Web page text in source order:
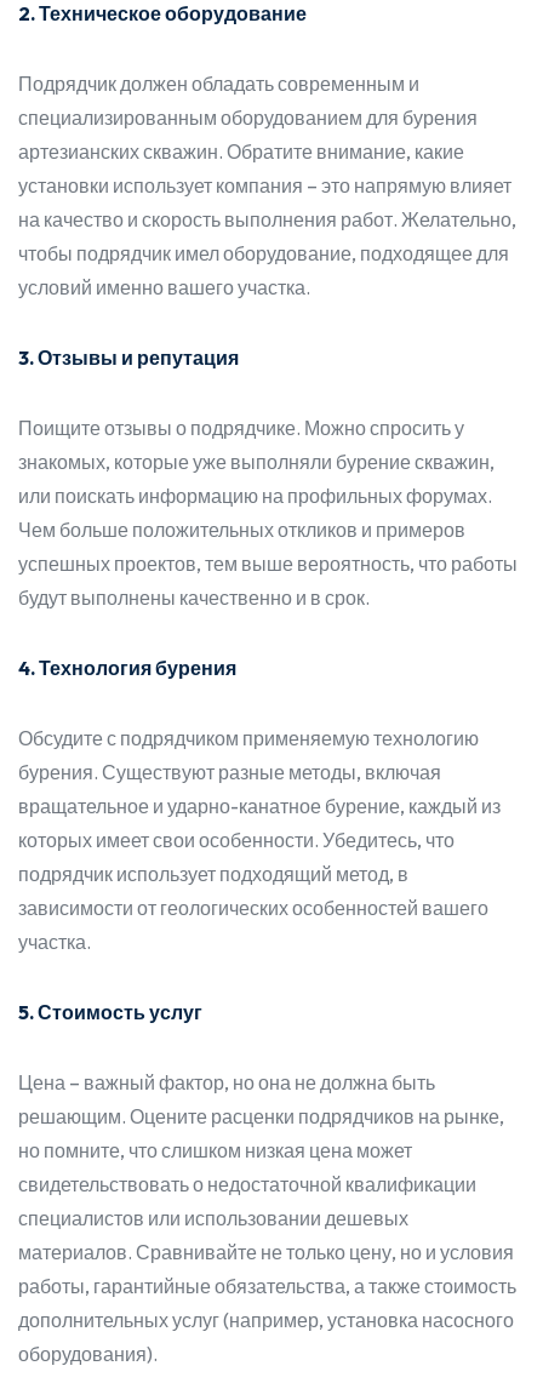
2. Техническое оборудование
Подрядчик должен обладать современным и
специализированным оборудованием для бурения
артезианских скважин. Обратите внимание, какие
установки использует компания – это напрямую влияет
на качество и скорость выполнения работ. Желательно,
чтобы подрядчик имел оборудование, подходящее для
условий именно вашего участка.
3. Отзывы и репутация
Поищите отзывы о подрядчике. Можно спросить у
знакомых, которые уже выполняли бурение скважин,
или поискать информацию на профильных форумах.
Чем больше положительных откликов и примеров
успешных проектов, тем выше вероятность, что работы
будут выполнены качественно и в срок.
4. Технология бурения
Обсудите с подрядчиком применяемую технологию
бурения. Существуют разные методы, включая
вращательное и ударно-канатное бурение, каждый из
которых имеет свои особенности. Убедитесь, что
подрядчик использует подходящий метод, в
зависимости от геологических особенностей вашего
участка.
5. Стоимость услуг
Цена – важный фактор, но она не должна быть
решающим. Оцените расценки подрядчиков на рынке,
но помните, что слишком низкая цена может
свидетельствовать о недостаточной квалификации
специалистов или использовании дешевых
материалов. Сравнивайте не только цену, но и условия
работы, гарантийные обязательства, а также стоимость
дополнительных услуг (например, установка насосного
оборудования).